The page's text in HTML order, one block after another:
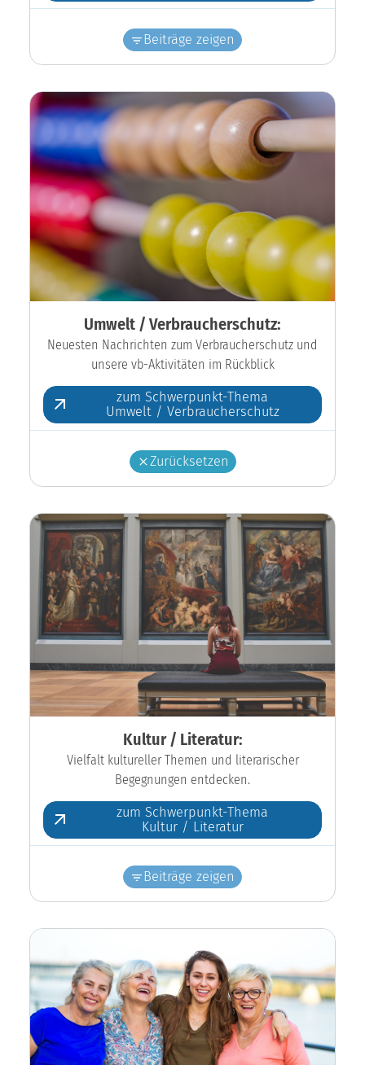
Beiträge zeigen
Umwelt / Verbraucherschutz:
Neuesten Nachrichten zum Verbraucherschutz und
unsere vb-Aktivitäten im Rückblick
zum Schwerpunkt-Thema
Umwelt / Verbraucherschutz
Zurücksetzen
Kultur / Literatur:
Vielfalt kultureller Themen und literarischer
Begegnungen entdecken.
zum Schwerpunkt-Thema
Kultur / Literatur
Beiträge zeigen